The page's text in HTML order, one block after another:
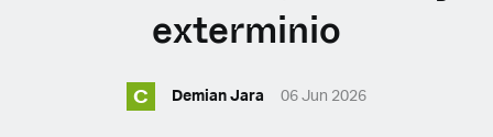
English (United States)
exterminio
C Demian Jara 06 Jun 2026